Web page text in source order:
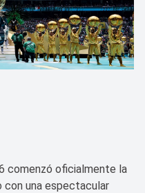
comenzó oficialmente la
con una espectacular